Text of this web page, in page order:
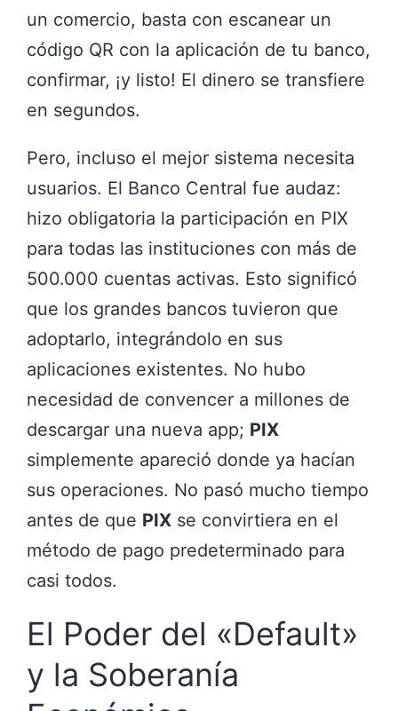
un comercio, basta con escanear un
código QR con la aplicación de tu banco,
confirmar, ¡y listo! El dinero se transfiere
en segundos.
Pero, incluso el mejor sistema necesita
usuarios. El Banco Central fue audaz:
hizo obligatoria la participación en PIX
para todas las instituciones con más de
500.000 cuentas activas. Esto significó
que los grandes bancos tuvieron que
adoptarlo, integrándolo en sus
aplicaciones existentes. No hubo
necesidad de convencer a millones de
descargar una nueva app; PIX
simplemente apareció donde ya hacían
sus operaciones. No pasó mucho tiempo
antes de que PIX se convirtiera en el
método de pago predeterminado para
casi todos.
El Poder del «Default»
y la Soberanía